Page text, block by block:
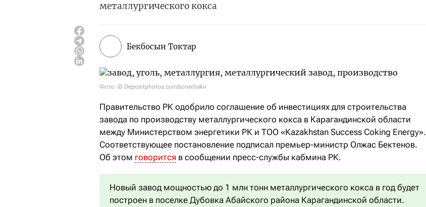
металлургического кокса
Бекбосын Токтар
Фото: © Depositphotos.com/sonerbakir
Правительство РК одобрило соглашение об инвестициях для строительства
завода по производству металлургического кокса в Карагандинской области
между Министерством энергетики РК и ТОО «Kazakhstan Success Coking Energy».
Соответствующее постановление подписал премьер-министр Олжас Бектенов.
Об этом говорится в сообщении пресс-службы кабмина РК.
Новый завод мощностью до 1 млн тонн металлургического кокса в год будет
построен в поселке Дубовка Абайского района Карагандинской области.